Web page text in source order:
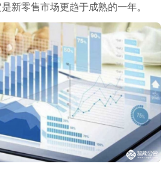
新零售市场更趋于成熟的一年。